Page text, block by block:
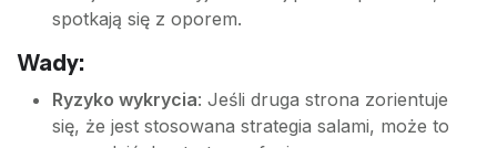
spotkają się z oporem.
Wady:
Ryzyko wykrycia: Jeśli druga strona zorientuje
się, że jest stosowana strategia salami, może to